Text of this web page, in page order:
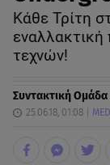
Κάθε Τρίτη
τεχνών!
Συντακτική Ομάδα
25.06.18, 01:08